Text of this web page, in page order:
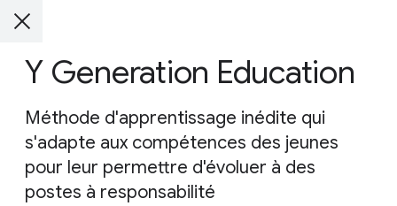
Y Generation Education
Méthode d'apprentissage inédite qui
s'adapte aux compétences des jeunes
pour leur permettre d'évoluer à des
postes à responsabilité